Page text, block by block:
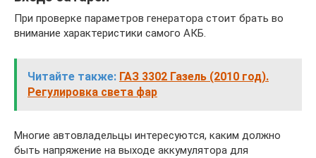
При проверке параметров генератора стоит брать во
внимание характеристики самого АКБ.
Читайте также: ГАЗ 3302 Газель (2010 год).
Регулировка света фар
Многие автовладельцы интересуются, каким должно
быть напряжение на выходе аккумулятора для